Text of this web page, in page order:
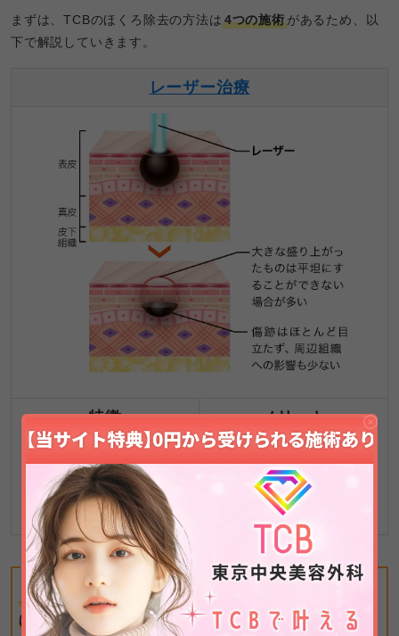
まずは、TCBのほくろ除去の方法は 4つの施術があるため、以
下で解説していきます。
レーザー治療
特徴
・直径1mm以下の
適している施術方法
・美容皮膚科ならでは
の高い技術力が必要
メリット
・小さな傷で済む場合があ
・痛みや出血に配慮できる
・跡が目立ちにくい場合が
ある
皮膚の深い層まで色素が及んでいない「境界母斑」タイプの
ほくろに向いて
おり、短時間・少ない傷跡で除去できる点が